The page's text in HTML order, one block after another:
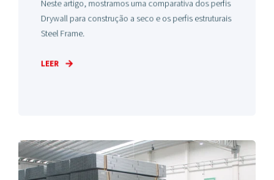
Neste artigo, mostramos uma comparativa dos perfis
Drywall para construção a seco e os perfis estruturais
Steel Frame.
LEER